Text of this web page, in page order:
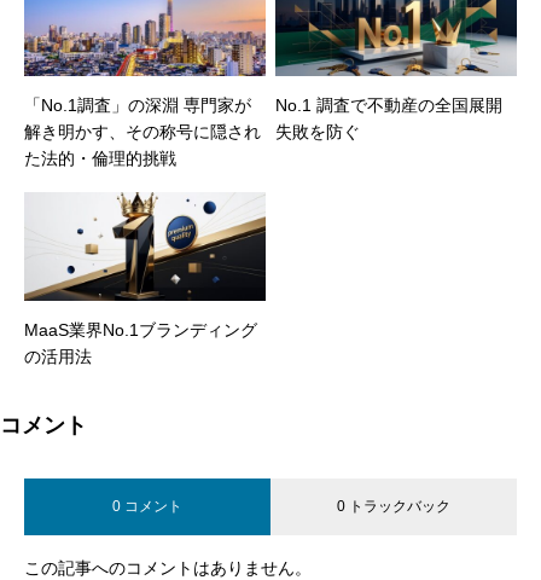
「No.1調査」の深淵 専門家が
解き明かす、その称号に隠され
た法的・倫理的挑戦
No.1 調査で不動産の全国展開
失敗を防ぐ
MaaS業界No.1ブランディング
の活用法
コメント
0 コメント 0 トラックバック
この記事へのコメントはありません。